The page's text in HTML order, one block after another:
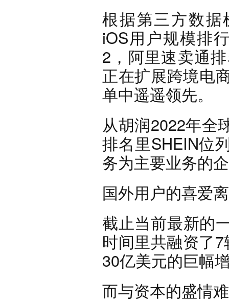
根据第三方数据
iOS用户规模排
2，阿里速卖通
正在扩展跨境电
单中遥遥领先。
从胡润2022年全
排名里SHEIN位
务为主要业务的
国外用户的喜爱
截止当前最新的
时间里共融资了
30亿美元的巨幅
而与资本的盛情